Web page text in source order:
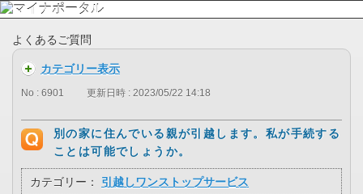
よくあるご質問
カテゴリー表示
No : 6901 更新日時 : 2023/05/22 14:18
別の家に住んでいる親が引越します。私が手続する
ことは可能でしょうか。
カテゴリー： 引越しワンストップサービス